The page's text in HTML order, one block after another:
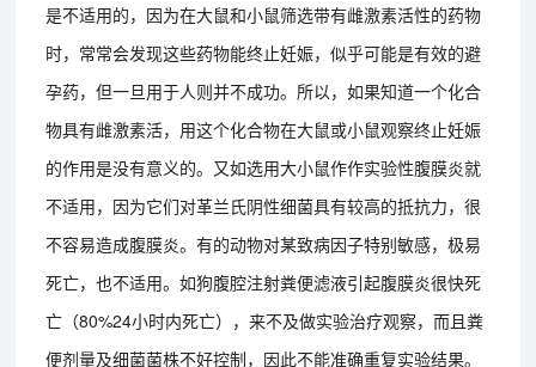
是不适用的，因为在大鼠和小鼠筛选带有雌激素活性的药物
时，常常会发现这些药物能终止妊娠，似乎可能是有效的避
孕药，但一旦用于人则并不成功。所以，如果知道一个化合
物具有雌激素活，用这个化合物在大鼠或小鼠观察终止妊娠
的作用是没有意义的。又如选用大小鼠作作实验性腹膜炎就
不适用，因为它们对革兰氏阴性细菌具有较高的抵抗力，很
不容易造成腹膜炎。有的动物对某致病因子特别敏感，极易
死亡，也不适用。如狗腹腔注射粪便滤液引起腹膜炎很快死
亡（80%24小时内死亡），来不及做实验治疗观察，而且粪
便剂量及细菌菌株不好控制，因此不能准确重复实验结果。